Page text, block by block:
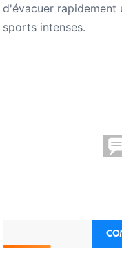
d'évacuer rapidement
sports intenses.